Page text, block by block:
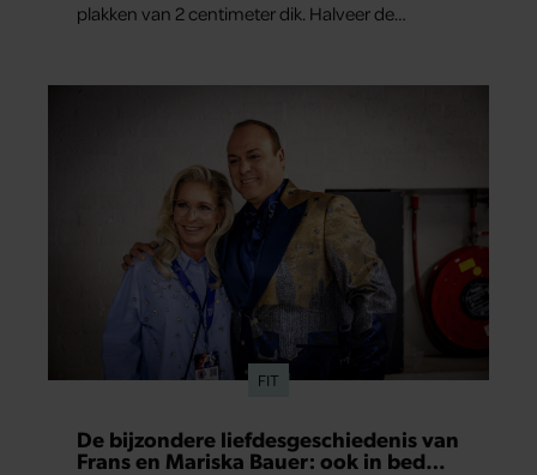
plakken van 2 centimeter dik. Halveer de
FIT
De bijzondere liefdesgeschiedenis van
Frans en Mariska Bauer: ook in bed